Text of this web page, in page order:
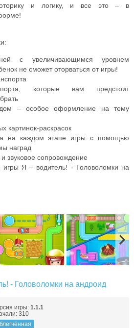
и логику, и все это – в
с увеличивающимся уровнем
не сможет оторваться от игры!
которые вам предстоит
– особое оформление на тему
картинок-раскрасок
на каждом этапе игры с помощью
наград
звуковое сопровождение
Я – водитель! - Головоломки на
- Головоломки на андроид
игры: 1.1.1
310